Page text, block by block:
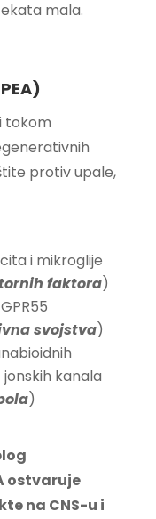
mala.
tokom
protiv upale,
i mikroglije
faktora)
svojstva)
jonskih kanala
)
ostvaruje
na CNS-u i